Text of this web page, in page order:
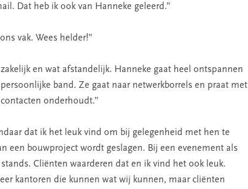
Dat heb ik ook van Hanneke geleerd.”
vak. Wees helder!”
en wat afstandelijk. Hanneke gaat heel ontspannen
band. Ze gaat naar netwerkborrels en praat met
onderhoudt.”
dat ik het leuk vind om bij gelegenheid met hen te
een bouwproject wordt geslagen. Bij een evenement als
Cliënten waarderen dat en ik vind het ook leuk.
kantoren die kunnen wat wij kunnen, maar cliënten